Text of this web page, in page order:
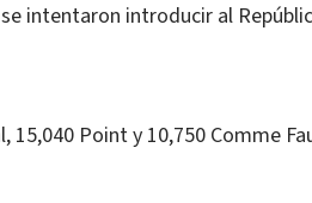
intentaron introducir al
Point y 10,750 Comme